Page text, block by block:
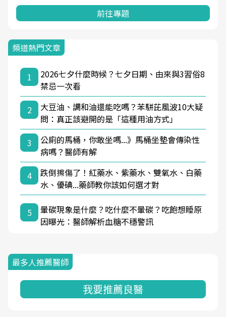
前往專題
頻道熱門文章
1
2026七夕什麼時候？七夕日期、由來與3習俗8
禁忌一次看
2
大豆油、調和油還能吃嗎？苯駢芘風波10大疑
問：真正該避開的是「這種用油方式」
3
公廁的馬桶，你敢坐嗎...》馬桶坐墊會傳染性
病嗎？醫師有解
4
跌倒擦傷了！紅藥水、紫藥水、雙氧水、白藥
水、優碘...藥師教你該如何選才對
5
暈碳現象是什麼？吃什麼不暈碳？吃飽想睡原
因曝光：醫師解析血糖不穩警訊
最多人推薦醫師
我要推薦良醫